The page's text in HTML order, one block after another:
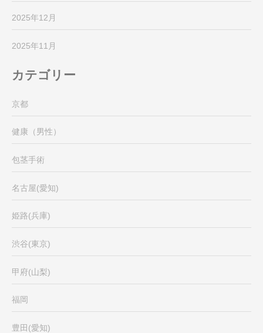
2025年12月
2025年11月
カテゴリー
京都
健康（男性）
包茎手術
名古屋(愛知)
姫路(兵庫)
渋谷(東京)
甲府(山梨)
福岡
豊田(愛知)